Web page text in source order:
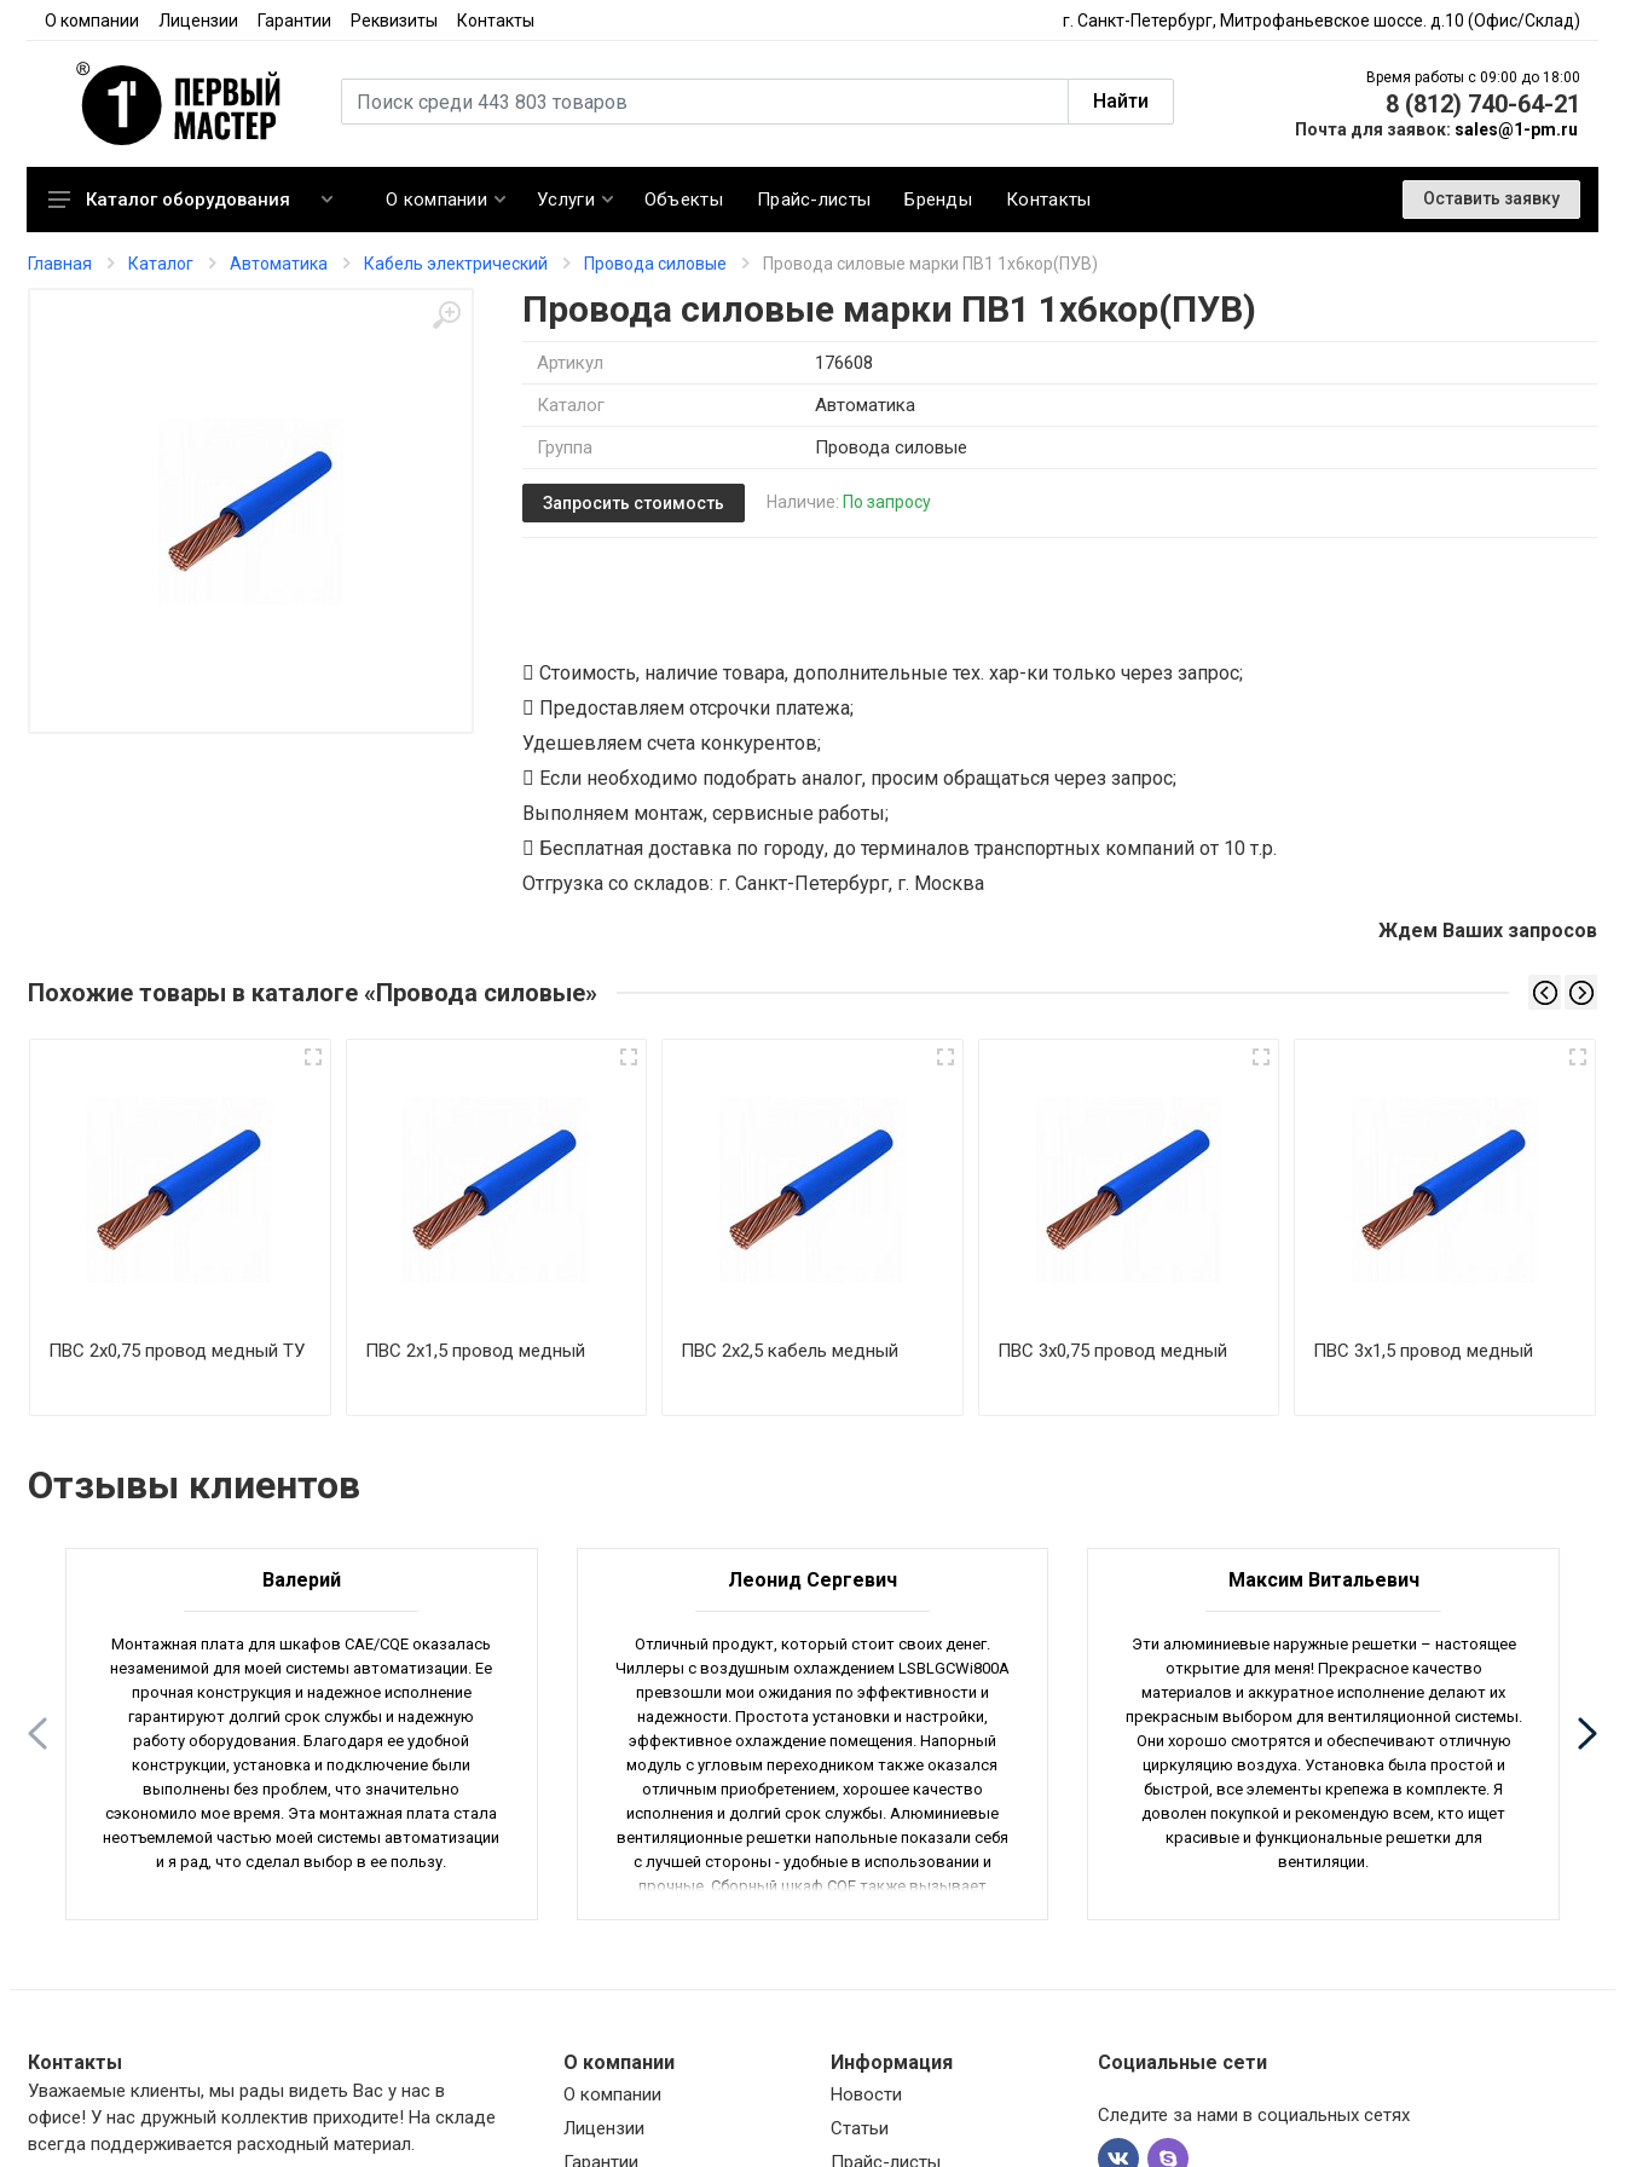
О компании Лицензии Гарантии Реквизиты Контакты г. Санкт-Петербург, Митрофаньевское шоссе. д.10 (Офис/Склад)
Найти
Время работы с 09:00 до 18:00
8 (812) 740-64-21
Почта для заявок: sales@1-pm.ru
Кондиционирование
Каталог оборудования О компании Услуги Объекты Прайс-листы Бренды Контакты Оставить заявку
Главная Каталог Автоматика Кабель электрический Провода силовые Провода силовые марки ПВ1 1х6кор(ПУВ)
Провода силовые марки ПВ1 1х6кор(ПУВ)
Артикул
176608
Каталог
Автоматика
Группа
Провода силовые
Запросить стоимость Наличие: По запросу
Стоимость, наличие товара, дополнительные тех. хар-ки только через запрос;
Предоставляем отсрочки платежа;
Удешевляем счета конкурентов;
Если необходимо подобрать аналог, просим обращаться через запрос;
Выполняем монтаж, сервисные работы;
Бесплатная доставка по городу, до терминалов транспортных компаний от 10 т.р.
Отгрузка со складов: г. Санкт-Петербург, г. Москва
Ждем Ваших запросов
Похожие товары в каталоге «Провода силовые»
ПВС 2х0,75 провод медный ТУ ПВС 2х1,5 провод медный ПВС 2х2,5 кабель медный ПВС 3х0,75 провод медный ПВС 3х1,5 провод медный
Отзывы клиентов
Валерий
Монтажная плата для шкафов CAE/CQE оказалась
незаменимой для моей системы автоматизации. Ее
прочная конструкция и надежное исполнение
гарантируют долгий срок службы и надежную
работу оборудования. Благодаря ее удобной
конструкции, установка и подключение были
выполнены без проблем, что значительно
сэкономило мое время. Эта монтажная плата стала
неотъемлемой частью моей системы автоматизации
и я рад, что сделал выбор в ее пользу.
Леонид Сергевич
Отличный продукт, который стоит своих денег.
Чиллеры с воздушным охлаждением LSBLGCWi800A
превзошли мои ожидания по эффективности и
надежности. Простота установки и настройки,
эффективное охлаждение помещения. Напорный
модуль c угловым переходником также оказался
отличным приобретением, хорошее качество
исполнения и долгий срок службы. Алюминиевые
вентиляционные решетки напольные показали себя
с лучшей стороны - удобные в использовании и
прочные. Сборный шкаф CQE также вызывает
Максим Витальевич
Эти алюминиевые наружные решетки – настоящее
открытие для меня! Прекрасное качество
материалов и аккуратное исполнение делают их
прекрасным выбором для вентиляционной системы.
Они хорошо смотрятся и обеспечивают отличную
циркуляцию воздуха. Установка была простой и
быстрой, все элементы крепежа в комплекте. Я
доволен покупкой и рекомендую всем, кто ищет
красивые и функциональные решетки для
вентиляции.
Контакты
Уважаемые клиенты, мы рады видеть Вас у нас в
офисе! У нас дружный коллектив приходите! На складе
всегда поддерживается расходный материал.
О компании
О компании
Лицензии
Гарантии
Информация
Новости
Статьи
Прайс-листы
Социальные сети
Следите за нами в социальных сетях